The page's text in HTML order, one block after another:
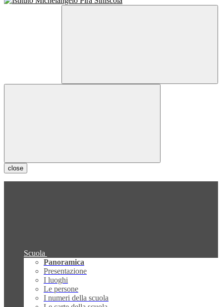
close
Scuola
Panoramica
Presentazione
I luoghi
Le persone
I numeri della scuola